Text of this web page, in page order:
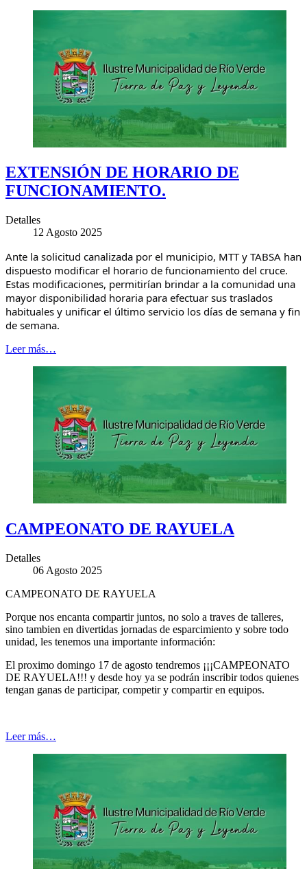
EXTENSIÓN DE HORARIO DE
FUNCIONAMIENTO.
Detalles
12 Agosto 2025
Ante la solicitud canalizada por el municipio, MTT y TABSA han
dispuesto modificar el horario de funcionamiento del cruce.
Estas modificaciones, permitirían brindar a la comunidad una
mayor disponibilidad horaria para efectuar sus traslados
habituales y unificar el último servicio los días de semana y fin
de semana.
Leer más…
CAMPEONATO DE RAYUELA
Detalles
06 Agosto 2025
CAMPEONATO DE RAYUELA
Porque nos encanta compartir juntos, no solo a traves de talleres,
sino tambien en divertidas jornadas de esparcimiento y sobre todo
unidad, les tenemos una importante información:
El proximo domingo 17 de agosto tendremos ¡¡¡CAMPEONATO
DE RAYUELA!!! y desde hoy ya se podrán inscribir todos quienes
tengan ganas de participar, competir y compartir en equipos.
Leer más…